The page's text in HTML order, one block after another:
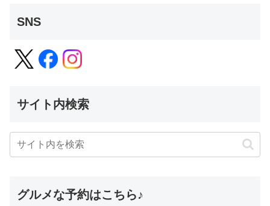
SNS
サイト内検索
グルメな予約はこちら♪